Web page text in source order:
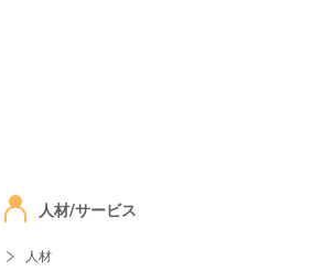
人材/サービス
人材